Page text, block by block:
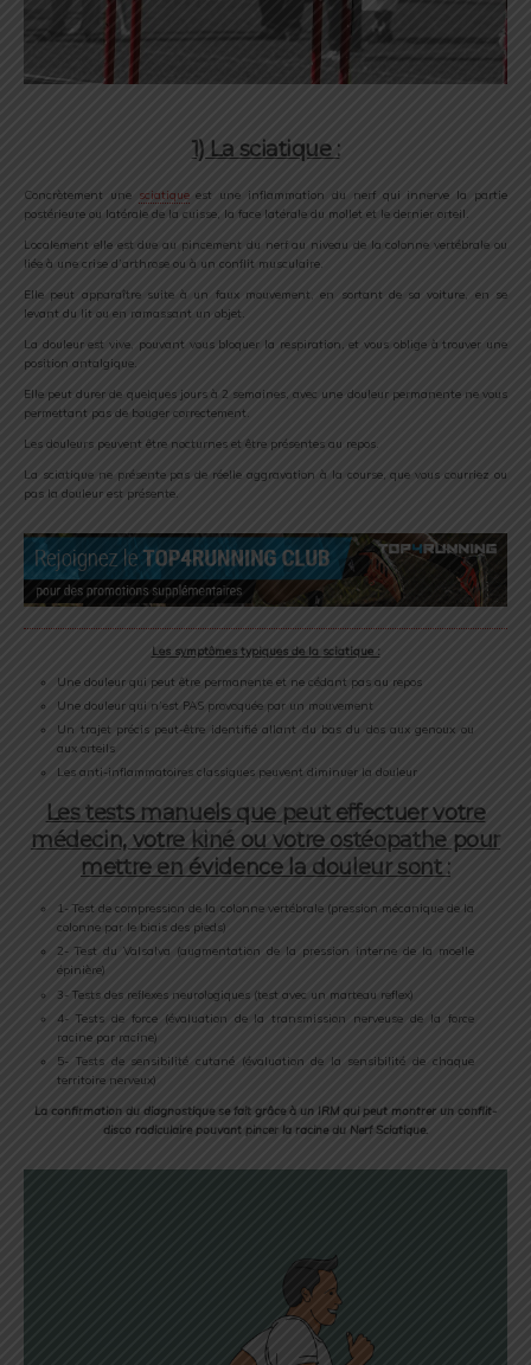
1) La sciatique :
Concrètement une sciatiqueest une inflammation du nerf qui innerve la partie
postérieure ou latérale de la cuisse, la face latérale du mollet et le dernier orteil.
Localement elle est due au pincement du nerf au niveau de la colonne vertébrale ou
liée à une crise d’arthrose ou à un conflit musculaire.
Elle peut apparaître suite à un faux mouvement, en sortant de sa voiture, en se
levant du lit ou en ramassant un objet.
La douleur est vive, pouvant vous bloquer la respiration, et vous oblige à trouver une
position antalgique.
Elle peut durer de quelques jours à 2 semaines, avec une douleur permanente ne vous
permettant pas de bouger correctement.
Les douleurs peuvent être nocturnes et être présentes au repos.
La sciatique ne présente pas de réelle aggravation à la course, que vous courriez ou
pas la douleur est présente.
Les symptômes typiques de la sciatique :
Une douleur qui peut être permanente et ne cédant pas au repos
Une douleur qui n’est PAS provoquée par un mouvement
Un trajet précis peut-être identifié allant du bas du dos aux genoux ou
aux orteils
Les anti-inflammatoires classiques peuvent diminuer la douleur
Les tests manuels que peut effectuer votre
médecin, votre kiné ou votre ostéopathe pour
mettre en évidence la douleur sont :
1- Test de compression de la colonne vertébrale (pression mécanique de la
colonne par le biais des pieds)
2- Test du Valsalva (augmentation de la pression interne de la moelle
épinière)
3- Tests des reflexes neurologiques (test avec un marteau reflex)
4- Tests de force (évaluation de la transmission nerveuse de la force
racine par racine)
5- Tests de sensibilité cutané (évaluation de la sensibilité de chaque
territoire nerveux)
La confirmation du diagnostique se fait grâce à un IRM qui peut montrer un conflit-
disco radiculaire pouvant pincer la racine du Nerf Sciatique.